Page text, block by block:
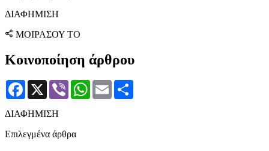
ΔΙΑΦΗΜΙΣΗ
ΜΟΙΡΑΣΟΥ ΤΟ
Κοινοποίηση άρθρου
Facebook
X Viber WhatsApp
Email
ΔΙΑΦΗΜΙΣΗ
Επιλεγμένα άρθρα